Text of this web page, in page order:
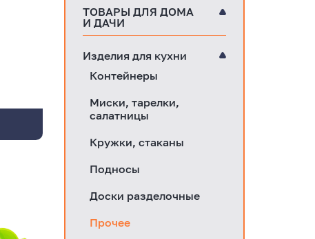
ТОВАРЫ ДЛЯ ДОМА
И ДАЧИ
Изделия для кухни
Контейнеры
Миски, тарелки,
салатницы
Кружки, стаканы
Подносы
Доски разделочные
Прочее